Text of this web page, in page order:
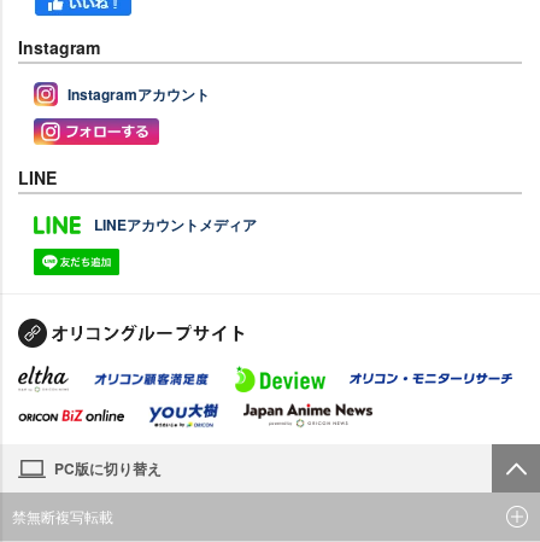
Instagram
Instagramアカウント
LINE
LINEアカウントメディア
PC版に切り替え
禁無断複写転載